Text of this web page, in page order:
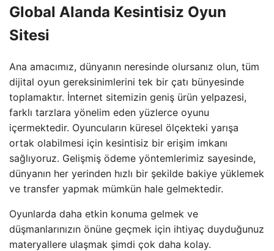
Global Alanda Kesintisiz Oyun
Sitesi
Ana amacımız, dünyanın neresinde olursanız olun, tüm
dijital oyun gereksinimlerini tek bir çatı bünyesinde
toplamaktır. İnternet sitemizin geniş ürün yelpazesi,
farklı tarzlara yönelim eden yüzlerce oyunu
içermektedir. Oyuncuların küresel ölçekteki yarışa
ortak olabilmesi için kesintisiz bir erişim imkanı
sağlıyoruz. Gelişmiş ödeme yöntemlerimiz sayesinde,
dünyanın her yerinden hızlı bir şekilde bakiye yüklemek
ve transfer yapmak mümkün hale gelmektedir.
Oyunlarda daha etkin konuma gelmek ve
düşmanlarınızın önüne geçmek için ihtiyaç duyduğunuz
materyallere ulaşmak şimdi çok daha kolay.